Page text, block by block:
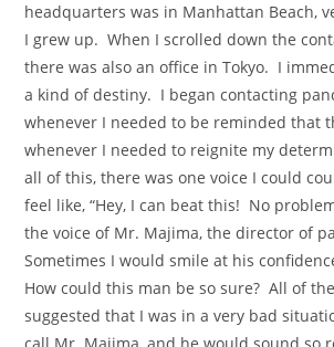
headquarters was in Manhattan Beach,
I grew up. When I scrolled down the
there was also an office in Tokyo. I
a kind of destiny. I began contacting
whenever I needed to be reminded that
whenever I needed to reignite my
all of this, there was one voice I could
feel like, “Hey, I can beat this! No
the voice of Mr. Majima, the director of
Sometimes I would smile at his
How could this man be so sure? All of
suggested that I was in a very bad